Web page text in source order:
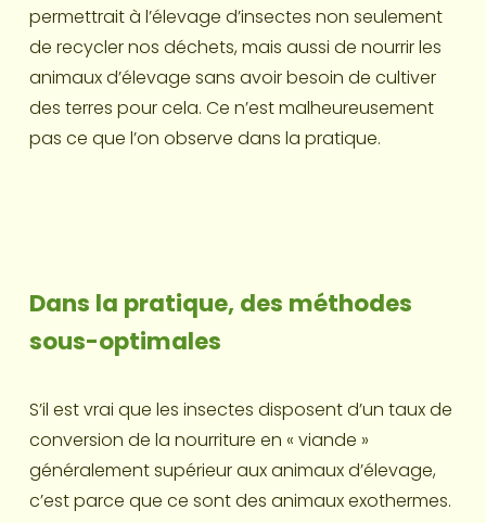
permettrait à l’élevage d’insectes non seulement
de recycler nos déchets, mais aussi de nourrir les
animaux d’élevage sans avoir besoin de cultiver
des terres pour cela. Ce n’est malheureusement
pas ce que l’on observe dans la pratique.
Dans la pratique, des méthodes
sous-optimales
S’il est vrai que les insectes disposent d’un taux de
conversion de la nourriture en « viande »
généralement supérieur aux animaux d’élevage,
c’est parce que ce sont des animaux exothermes.